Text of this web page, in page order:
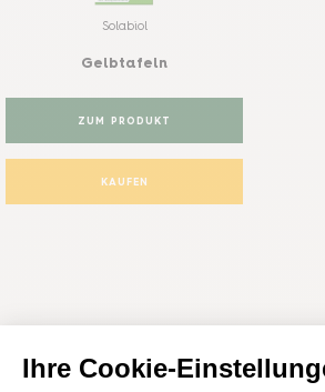
Solabiol
Gelbtafeln
ZUM PRODUKT
KAUFEN